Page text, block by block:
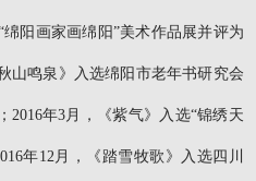
阳画家画绵阳”美术作品展并评为
山鸣泉》入选绵阳市老年书研究会
2016年3月，《紫气》入选“锦绣天
年12月，《踏雪牧歌》入选四川